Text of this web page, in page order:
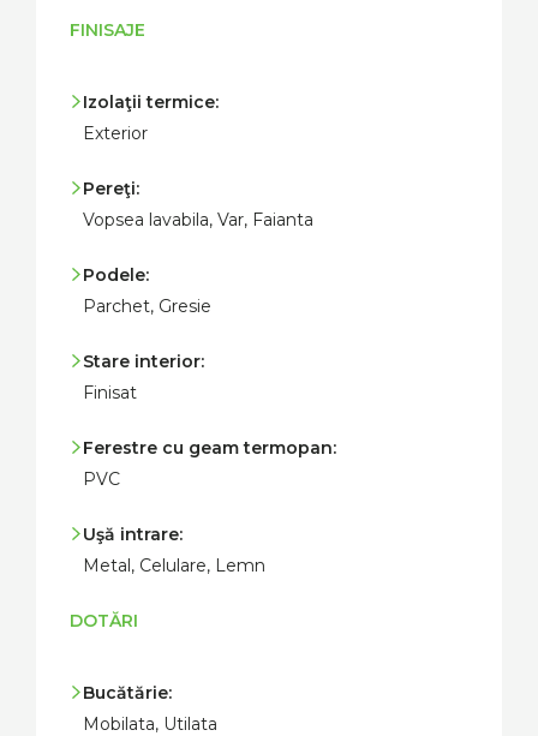
FINISAJE
Izolaţii termice:
Exterior
Pereţi:
Vopsea lavabila, Var, Faianta
Podele:
Parchet, Gresie
Stare interior:
Finisat
Ferestre cu geam termopan:
PVC
Uşă intrare:
Metal, Celulare, Lemn
DOTĂRI
Bucătărie:
Mobilata, Utilata